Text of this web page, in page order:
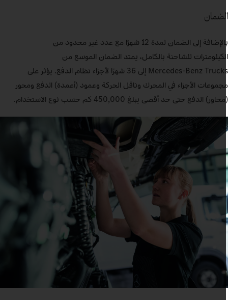
بالإضافة إلى الضمان لمدة 12 شهرًا مع عدد غير محدود من
للشاحنة بالكامل، يمتد الضمان الموسع من
Mercedes‑Benz Trucks إلى 36 شهرًا لأجزاء نظام الدفع. يؤثر على
الأجزاء في المحرك وناقل الحركة وعمود (أعمدة) الدفع ومحور
الدفع حتى حد أقصى يبلغ 450,000 كم حسب نوع الاستخدام.